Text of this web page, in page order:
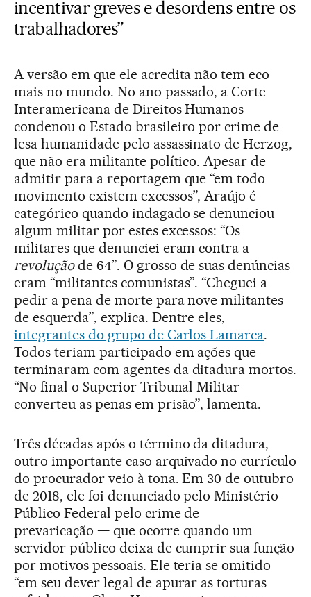
incentivar greves e desordens entre os
trabalhadores”
A versão em que ele acredita não tem eco
mais no mundo. No ano passado, a Corte
Interamericana de Direitos Humanos
condenou o Estado brasileiro por crime de
lesa humanidade pelo assassinato de Herzog,
que não era militante político. Apesar de
admitir para a reportagem que “em todo
movimento existem excessos”, Araújo é
categórico quando indagado se denunciou
algum militar por estes excessos: “Os
militares que denunciei eram contra a
revoluçãode 64”. O grosso de suas denúncias
eram “militantes comunistas”. “Cheguei a
pedir a pena de morte para nove militantes
de esquerda”, explica. Dentre eles,
integrantes do grupo de Carlos Lamarca.
Todos teriam participado em ações que
terminaram com agentes da ditadura mortos.
“No final o Superior Tribunal Militar
converteu as penas em prisão”, lamenta.
Três décadas após o término da ditadura,
outro importante caso arquivado no currículo
do procurador veio à tona. Em 30 de outubro
de 2018, ele foi denunciado pelo Ministério
Público Federal pelo crime de
prevaricação — que ocorre quando um
servidor público deixa de cumprir sua função
por motivos pessoais. Ele teria se omitido
“em seu dever legal de apurar as torturas